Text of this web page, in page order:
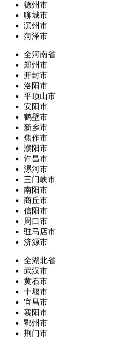
德州市
聊城市
滨州市
菏泽市
全河南省
郑州市
开封市
洛阳市
平顶山市
安阳市
鹤壁市
新乡市
焦作市
濮阳市
许昌市
漯河市
三门峡市
南阳市
商丘市
信阳市
周口市
驻马店市
济源市
全湖北省
武汉市
黄石市
十堰市
宜昌市
襄阳市
鄂州市
荆门市